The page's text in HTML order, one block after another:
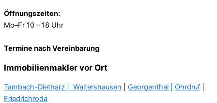
Öffnungszeiten:
Mo–Fr 10 – 18 Uhr
Termine nach Vereinbarung
Immobilienmakler vor Ort
Tambach-Dietharz | Waltershausen Georgenthal | Ohrdruf
Friedrichroda